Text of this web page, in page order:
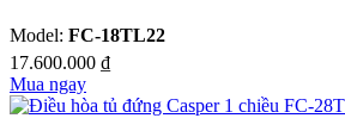
Model: FC-18TL22
17.600.000 ₫
Mua ngay